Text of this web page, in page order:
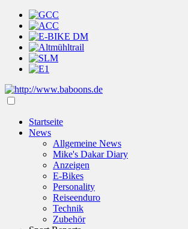
Startseite
News
Allgemeine News
Mike's Dakar Diary
Anzeigen
E-Bikes
Personality
Reiseenduro
Technik
Zubehör